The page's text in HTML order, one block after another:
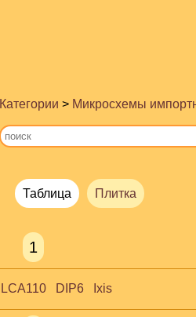
Категории > Микросхемы
Таблица Плитка
1
LCA110   DIP6   Ixis